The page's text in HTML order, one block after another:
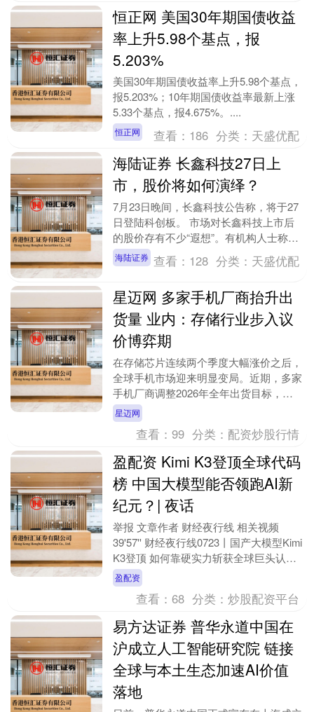
恒正网 美国30年期国债收益
率上升5.98个基点，报
5.203%
美国30年期国债收益率上升5.98个基点，
报5.203%；10年期国债收益率最新上涨
5.33个基点，报4.675%。....
恒正网 查看： 186 分类： 天盛优配
海陆证券 长鑫科技27日上
市，股价将如何演绎？
7月23日晚间，长鑫科技公告称，将于27
日登陆科创板。 市场对长鑫科技上市后
的股价存有不少“遐想”。有机构人士称，
站在产业的角度观察，近期全球资本市场
以AI产业....
海陆证券 查看： 128 分类： 天盛优配
星迈网 多家手机厂商抬升出
货量 业内：存储行业步入议
价博弈期
在存储芯片连续两个季度大幅涨价之后，
全球手机市场迎来明显变局。近期，多家
手机厂商调整2026年全年出货目标，主
动抬升此前受存储涨价冲击最大的低端机
型出货量。但业....
星迈网
查看：99 分类： 配资炒股行情
盈配资 Kimi K3登顶全球代码
榜 中国大模型能否领跑AI新
纪元？| 夜话
举报 文章作者 财经夜行线 相关视频
39'57'' 财经夜行线0723丨国产大模型Kimi
K3登顶 如何靠硬实力斩获全球巨头认
可？ ....
盈配资
查看：68 分类：炒股配资平台
易方达证券 普华永道中国在
沪成立人工智能研究院 链接
全球与本土生态加速AI价值
落地